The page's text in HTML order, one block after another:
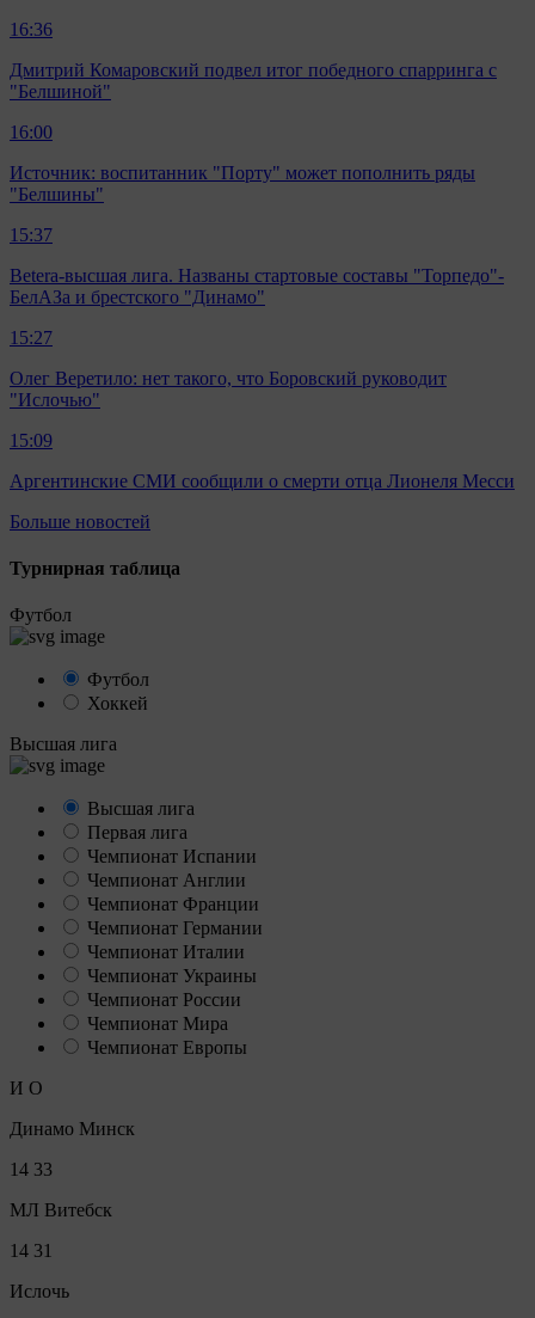
16:36
Дмитрий Комаровский подвел итог победного спарринга с
"Белшиной"
16:00
Источник: воспитанник "Порту" может пополнить ряды
"Белшины"
15:37
Betera-высшая лига. Названы стартовые составы "Торпедо"-
БелАЗа и брестского "Динамо"
15:27
Олег Веретило: нет такого, что Боровский руководит
"Ислочью"
15:09
Аргентинские СМИ сообщили о смерти отца Лионеля Месси
Больше новостей
Турнирная таблица
Футбол
Футбол
Хоккей
Высшая лига
Высшая лига
Первая лига
Чемпионат Испании
Чемпионат Англии
Чемпионат Франции
Чемпионат Германии
Чемпионат Италии
Чемпионат Украины
Чемпионат России
Чемпионат Мира
Чемпионат Европы
И О
Динамо Минск
14 33
МЛ Витебск
14 31
Ислочь